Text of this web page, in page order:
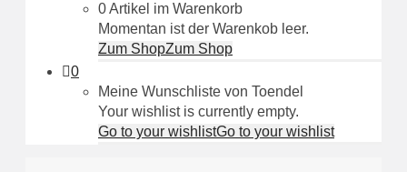
0 Artikel im Warenkorb
Momentan ist der Warenkob leer.
Zum ShopZum Shop
0
Meine Wunschliste von Toendel
Your wishlist is currently empty.
Go to your wishlistGo to your wishlist